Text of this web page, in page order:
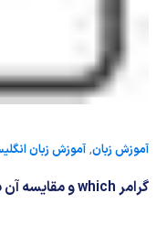
آموزش زبان,آموزش زبان
گرامر which و مقایسه آن با That (و موارد کاربرد هر کدام)
مطالب جالب شیمی
بمب های شیمیایی
شیمی عمومی
طب سنتی
گیاهان دارویی